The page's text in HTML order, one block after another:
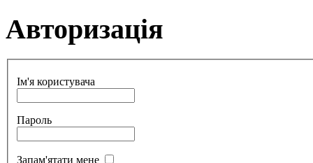
Авторизація
Ім'я користувача
Пароль
Запам'ятати мене